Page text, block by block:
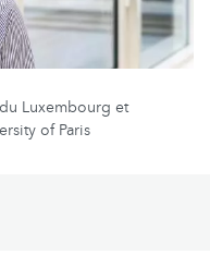
Luxembourg et
of Paris